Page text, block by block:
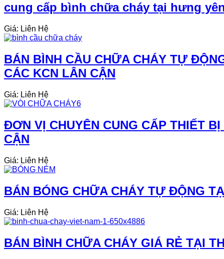
cung cấp bình chữa cháy tại hưng
Giá: Liên Hệ
BÁN BÌNH CẦU CHỮA CHÁY TỰ
CÁC KCN LÂN CẬN
Giá: Liên Hệ
ĐƠN VỊ CHUYÊN CUNG CẤP THIẾT
CẬN
Giá: Liên Hệ
BÁN BÓNG CHỮA CHÁY TỰ ĐỘNG
Giá: Liên Hệ
BÁN BÌNH CHỮA CHÁY GIÁ RẺ TẠI